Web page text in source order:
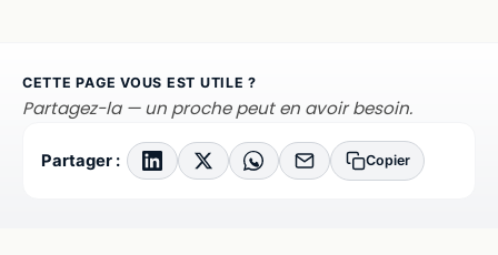
CETTE PAGE VOUS EST UTILE ?
Partagez-la — un proche peut en avoir besoin.
Partager : Copier